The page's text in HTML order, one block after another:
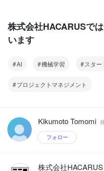
株式会社HACARUSで
います
AI 機械学習 スタ
プロジェクトマネジメント
Kikumoto Tomomi
フォロー
株式会社HACARUS